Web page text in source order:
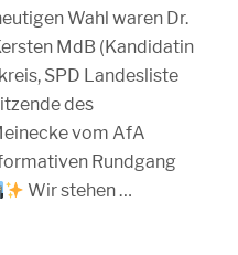
Wahl waren Dr.
MdB (Kandidatin
SPD Landesliste
des
vom AfA
Rundgang
Wir stehen …